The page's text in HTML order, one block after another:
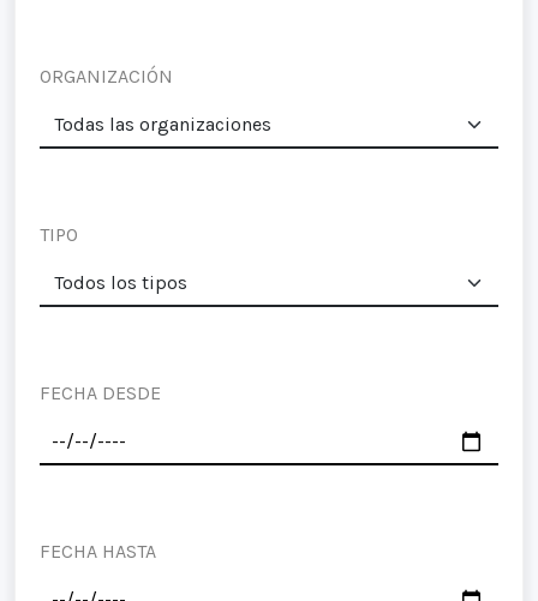
ORGANIZACIÓN
TIPO
FECHA DESDE
FECHA HASTA